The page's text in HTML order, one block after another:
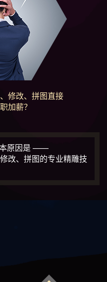
修改、拼图直接
加薪？
原因是 ——
改、拼图的专业精雕技